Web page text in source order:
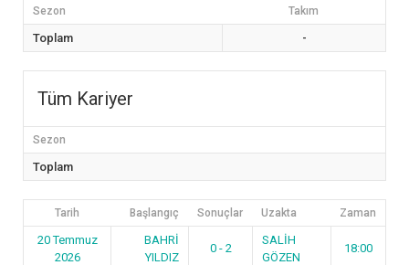
Sezon Takım
Toplam -
Tüm Kariyer
Sezon
Toplam
Tarih Başlangıç Sonuçlar Uzakta Zaman
20 Temmuz
2026
BAHRİ
YILDIZ
0 - 2
SALİH
GÖZEN
18:00